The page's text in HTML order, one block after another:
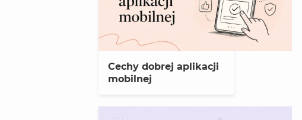
Cechy dobrej aplikacji
mobilnej